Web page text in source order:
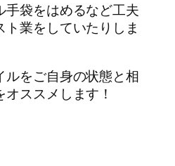
手袋をはめるなど工夫
業をしていたりしま
ルをご自身の状態と相
ススメします！